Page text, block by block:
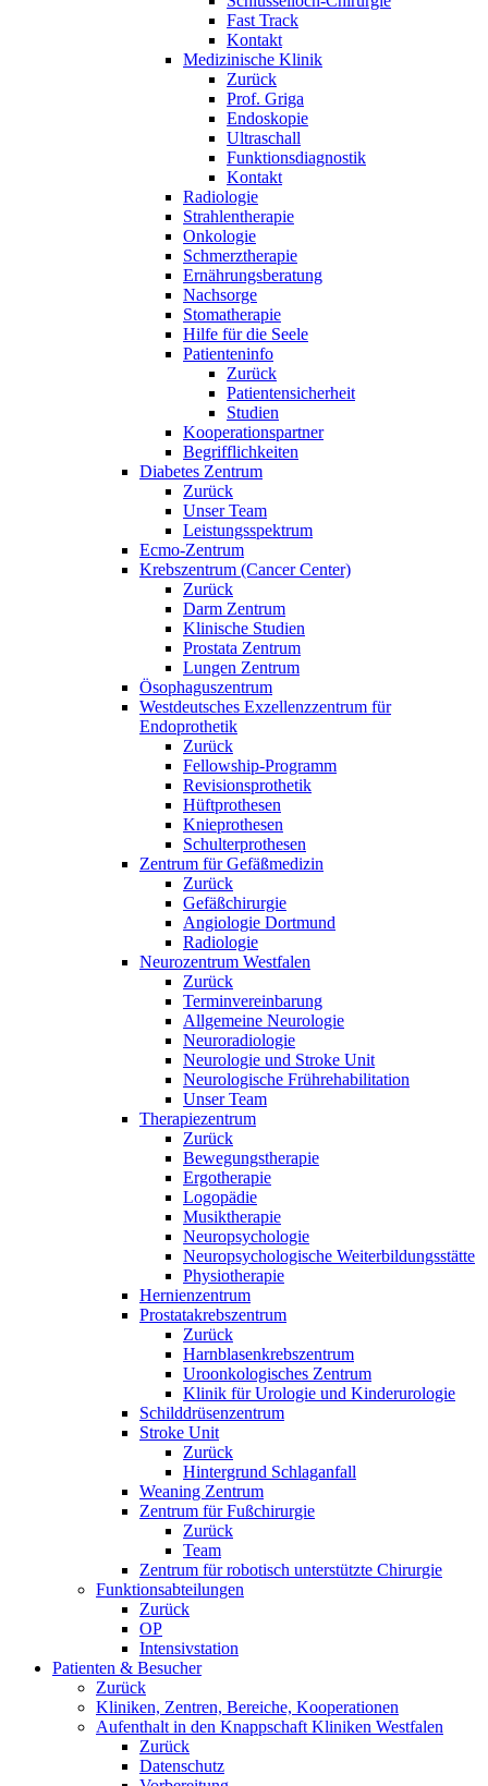
Fast Track
Kontakt
Medizinische Klinik
Zurück
Prof. Griga
Endoskopie
Ultraschall
Funktionsdiagnostik
Kontakt
Radiologie
Strahlentherapie
Onkologie
Schmerztherapie
Ernährungsberatung
Nachsorge
Stomatherapie
Hilfe für die Seele
Patienteninfo
Zurück
Patientensicherheit
Studien
Kooperationspartner
Begrifflichkeiten
Diabetes Zentrum
Zurück
Unser Team
Leistungsspektrum
Ecmo-Zentrum
Krebszentrum (Cancer Center)
Zurück
Darm Zentrum
Klinische Studien
Prostata Zentrum
Lungen Zentrum
Ösophaguszentrum
Westdeutsches Exzellenzzentrum für
Endoprothetik
Zurück
Fellowship-Programm
Revisionsprothetik
Hüftprothesen
Knieprothesen
Schulterprothesen
Zentrum für Gefäßmedizin
Zurück
Gefäßchirurgie
Angiologie Dortmund
Radiologie
Neurozentrum Westfalen
Zurück
Terminvereinbarung
Allgemeine Neurologie
Neuroradiologie
Neurologie und Stroke Unit
Neurologische Frührehabilitation
Unser Team
Therapiezentrum
Zurück
Bewegungstherapie
Ergotherapie
Logopädie
Musiktherapie
Neuropsychologie
Neuropsychologische Weiterbildungsstätte
Physiotherapie
Hernienzentrum
Prostatakrebszentrum
Zurück
Harnblasenkrebszentrum
Uroonkologisches Zentrum
Klinik für Urologie und Kinderurologie
Schilddrüsenzentrum
Stroke Unit
Zurück
Hintergrund Schlaganfall
Weaning Zentrum
Zentrum für Fußchirurgie
Zurück
Team
Zentrum für robotisch unterstützte Chirurgie
Funktionsabteilungen
Zurück
OP
Intensivstation
Patienten & Besucher
Zurück
Kliniken, Zentren, Bereiche, Kooperationen
Aufenthalt in den Knappschaft Kliniken Westfalen
Zurück
Datenschutz